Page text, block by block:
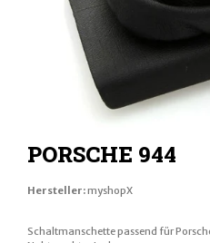
PORSCHE 944
Hersteller:myshopX
Schaltmanschette passend für